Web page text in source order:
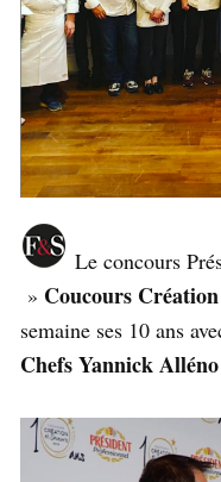
Le concours
» Coucours
semaine ses 10 ans
Chefs Yannick Alléno